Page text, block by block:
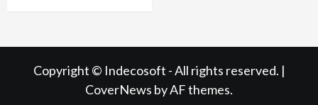
Copyright © Indecosoft - All rights reserved. |
CoverNews by AF themes.